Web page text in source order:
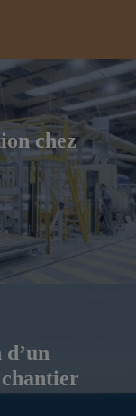
chez